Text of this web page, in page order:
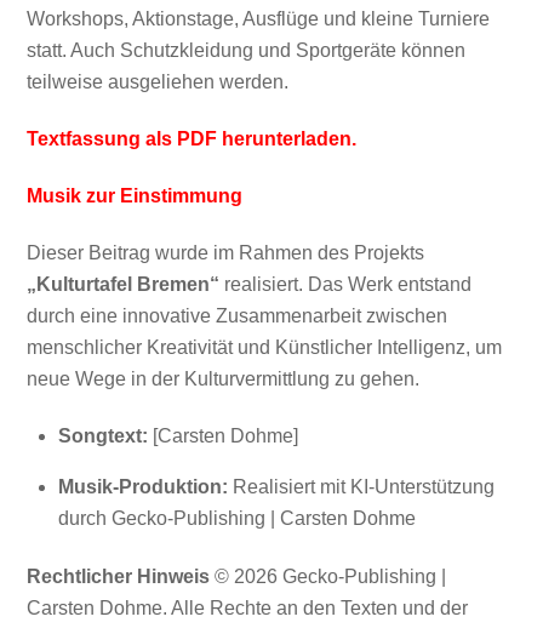
Workshops, Aktionstage, Ausflüge und kleine Turniere
statt. Auch Schutzkleidung und Sportgeräte können
teilweise ausgeliehen werden.
Textfassung als PDF herunterladen.
Musik zur Einstimmung
Dieser Beitrag wurde im Rahmen des Projekts
„Kulturtafel Bremen“ realisiert. Das Werk entstand
durch eine innovative Zusammenarbeit zwischen
menschlicher Kreativität und Künstlicher Intelligenz, um
neue Wege in der Kulturvermittlung zu gehen.
Songtext: [Carsten Dohme]
Musik-Produktion: Realisiert mit KI-Unterstützung
durch Gecko-Publishing | Carsten Dohme
Rechtlicher Hinweis © 2026 Gecko-Publishing |
Carsten Dohme. Alle Rechte an den Texten und der